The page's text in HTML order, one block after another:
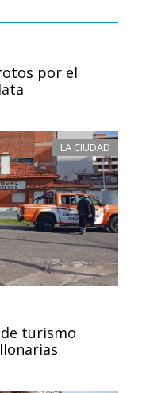
por el
LA CIUDAD
turismo